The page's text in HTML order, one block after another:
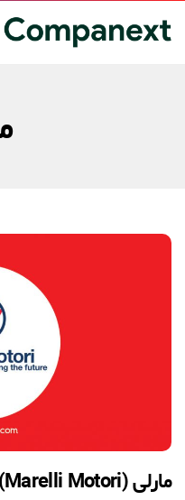
مارلی (Marelli Motori)